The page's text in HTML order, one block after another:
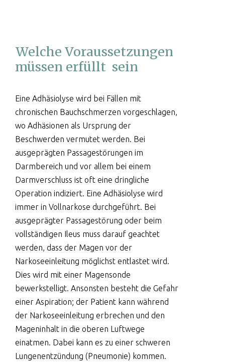
Welche Voraussetzungen
müssen erfüllt sein
Eine Adhäsiolyse wird bei Fällen mit
chronischen Bauchschmerzen vorgeschlagen,
wo Adhäsionen als Ursprung der
Beschwerden vermutet werden. Bei
ausgeprägten Passagestörungen im
Darmbereich und vor allem bei einem
Darmverschluss ist oft eine dringliche
Operation indiziert. Eine Adhäsiolyse wird
immer in Vollnarkose durchgeführt. Bei
ausgeprägter Passagestörung oder beim
vollständigen Ileus muss darauf geachtet
werden, dass der Magen vor der
Narkoseeinleitung möglichst entlastet wird.
Dies wird mit einer Magensonde
bewerkstelligt. Ansonsten besteht die Gefahr
einer Aspiration; der Patient kann während
der Narkoseeinleitung erbrechen und den
Mageninhalt in die oberen Luftwege
einatmen. Dabei kann es zu einer schweren
Lungenentzündung (Pneumonie) kommen.